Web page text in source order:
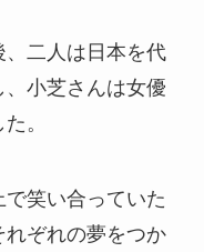
二人は日本を代
小芝さんは女優
。
笑い合っていた
ぞれの夢をつか